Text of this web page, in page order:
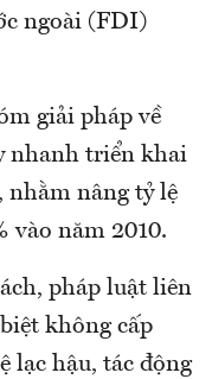
ngoài (FDI)
giải pháp về
nhanh triển khai
nhằm nâng tỷ lệ
vào năm 2010.
pháp luật liên
không cấp
lạc hậu, tác động